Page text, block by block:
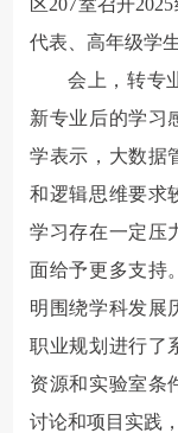
代表、高年级学
会上，转专
新专业后的学习
学表示，大数据
和逻辑思维要求
学习存在一定压
面给予更多支持
明围绕学科发展
职业规划进行了
资源和实验室条
讨论和项目实践